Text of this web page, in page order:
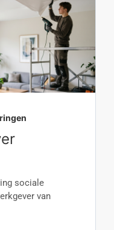
sociale
van